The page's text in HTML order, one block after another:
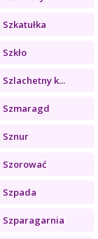
Szkatułka
Szkło
Szlachetny k...
Szmaragd
Sznur
Szorować
Szpada
Szparagarnia